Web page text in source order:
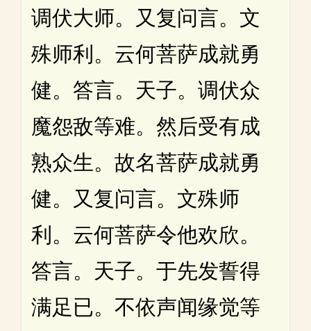
调伏大师。又复问言。文
殊师利。云何菩萨成就勇
健。答言。天子。调伏众
魔怨敌等难。然后受有成
熟众生。故名菩萨成就勇
健。又复问言。文殊师
利。云何菩萨令他欢欣。
答言。天子。于先发誓得
满足已。不依声闻缘觉等